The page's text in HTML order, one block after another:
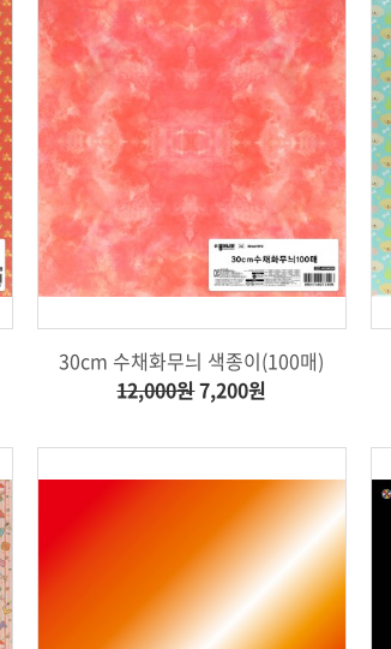
30cm 수채화무늬 색종이(100매)
12,000원7,200원